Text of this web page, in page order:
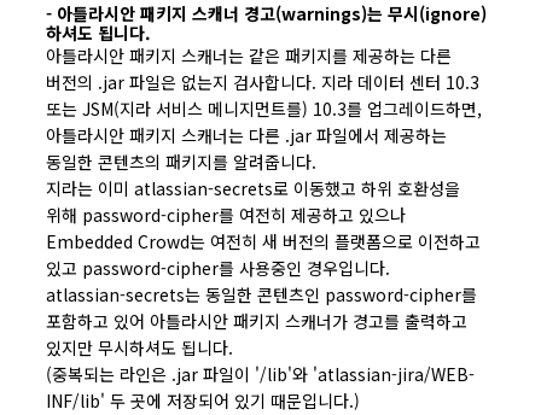
- 아틀라시안 패키지 스캐너 경고(warnings)는 무시(ignore)
하셔도 됩니다.
아틀라시안 패키지 스캐너는 같은 패키지를 제공하는 다른
버전의 .jar 파일은 없는지 검사합니다. 지라 데이터 센터 10.3
또는 JSM(지라 서비스 메니지먼트를) 10.3를 업그레이드하면,
아틀라시안 패키지 스캐너는 다른 .jar 파일에서 제공하는
동일한 콘텐츠의 패키지를 알려줍니다.
지라는 이미 atlassian-secrets로 이동했고 하위 호환성을
위해 password-cipher를 여전히 제공하고 있으나
Embedded Crowd는 여전히 새 버전의 플랫폼으로 이전하고
있고 password-cipher를 사용중인 경우입니다.
atlassian-secrets는 동일한 콘텐츠인 password-cipher를
포함하고 있어 아틀라시안 패키지 스캐너가 경고를 출력하고
있지만 무시하셔도 됩니다.
(중복되는 라인은 .jar 파일이 '/lib'와 'atlassian-jira/WEB-
INF/lib' 두 곳에 저장되어 있기 때문입니다.)